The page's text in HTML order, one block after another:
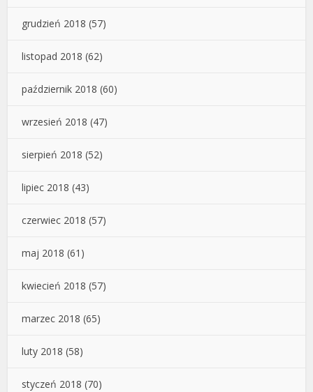
grudzień 2018 (57)
listopad 2018 (62)
październik 2018 (60)
wrzesień 2018 (47)
sierpień 2018 (52)
lipiec 2018 (43)
czerwiec 2018 (57)
maj 2018 (61)
kwiecień 2018 (57)
marzec 2018 (65)
luty 2018 (58)
styczeń 2018 (70)